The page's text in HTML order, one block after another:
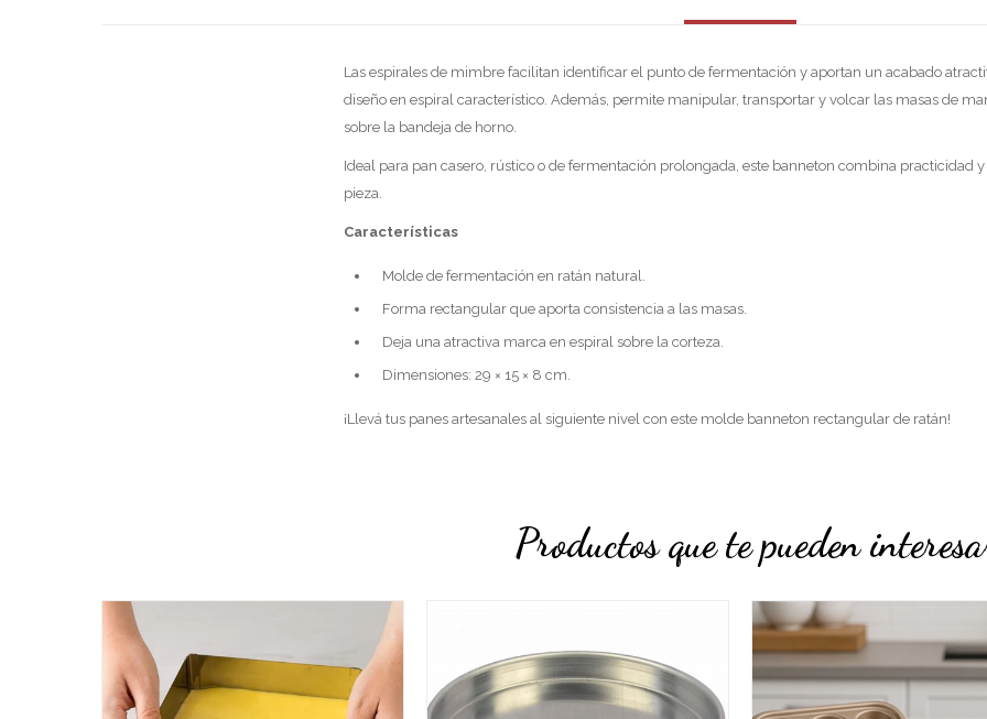
Las espirales de mimbre facilitan identificar el punto de fermentación y aportan un acabado
diseño en espiral característico. Además, permite manipular, transportar y volcar las masas de
sobre la bandeja de horno.
Ideal para pan casero, rústico o de fermentación prolongada, este banneton combina practicidad
pieza.
Características
Molde de fermentación en ratán natural.
Forma rectangular que aporta consistencia a las masas.
Deja una atractiva marca en espiral sobre la corteza.
Dimensiones: 29 × 15 × 8 cm.
¡Llevá tus panes artesanales al siguiente nivel con este molde banneton rectangular de ratán!
Productos que te pueden